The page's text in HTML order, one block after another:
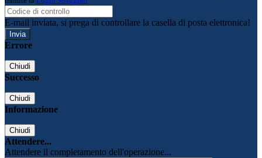
E-mail inviata, si prega di controllare la casella di posta elettronica!
Errore
Chiudi
Successo
Chiudi
Informazione
Chiudi
Attendere...
Attendere il completamento dell'operazione...